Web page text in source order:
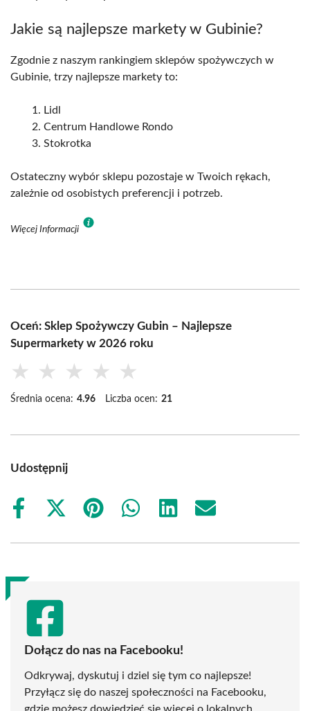
Jakie są najlepsze markety w Gubinie?
Zgodnie z naszym rankingiem sklepów spożywczych w
Gubinie, trzy najlepsze markety to:
Lidl
Centrum Handlowe Rondo
Stokrotka
Ostateczny wybór sklepu pozostaje w Twoich rękach,
zależnie od osobistych preferencji i potrzeb.
Więcej Informacji
Oceń: Sklep Spożywczy Gubin – Najlepsze
Supermarkety w 2026 roku
★ ★ ★ ★ ★
Średnia ocena: 4.96 Liczba ocen: 21
Udostępnij
Share
Share
(Twitter)
Share
Share
Share
Share
Dołącz do nas na Facebooku!
Odkrywaj, dyskutuj i dziel się tym co najlepsze!
Przyłącz się do naszej społeczności na Facebooku,